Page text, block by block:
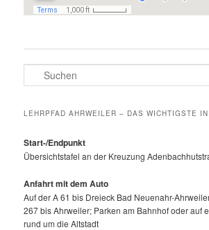
Suchen
LEHRPFAD AHRWEILER – DAS WICHTIGSTE IN
Start-/Endpunkt
Übersichtstafel an der Kreuzung
Anfahrt mit dem Auto
Auf der A 61 bis Dreieck Bad Neuenahr-
267 bis Ahrweiler; Parken am Bahnhof oder auf
rund um die Altstadt